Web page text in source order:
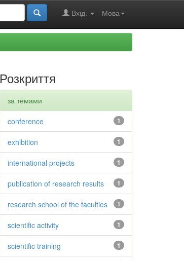
Мова
Вхід:
Розкриття
за темами
1
conference
1
exhibition
1
international projects
1
publication of research results
1
research school of the faculties
1
scientific activity
1
scientific training